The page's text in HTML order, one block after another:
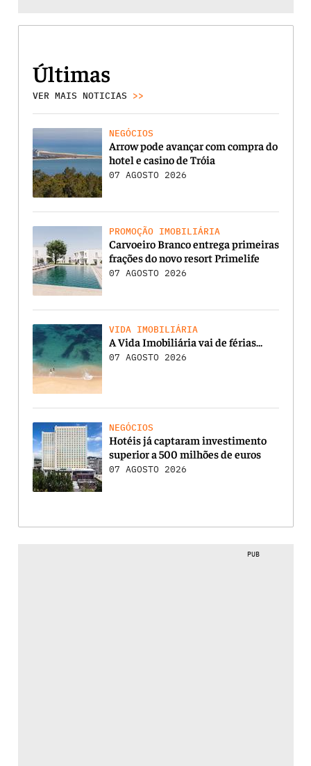
Últimas
VER MAIS NOTICIAS >>
NEGÓCIOS
Arrow pode avançar com compra do
hotel e casino de Tróia
07 AGOSTO 2026
PROMOÇÃO IMOBILIÁRIA
Carvoeiro Branco entrega primeiras
frações do novo resort Primelife
07 AGOSTO 2026
VIDA IMOBILIÁRIA
A Vida Imobiliária vai de férias…
07 AGOSTO 2026
NEGÓCIOS
Hotéis já captaram investimento
superior a 500 milhões de euros
07 AGOSTO 2026
PUB